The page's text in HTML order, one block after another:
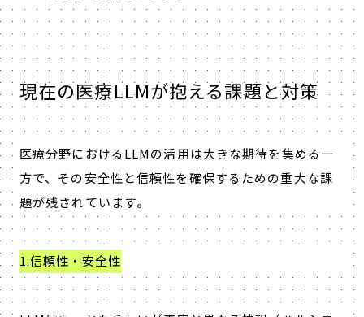
現在の医療LLMが抱える課題と対策
医療分野におけるLLMの活用は大きな期待を集める一
方で、その安全性と信頼性を確保するための重大な課
題が残されています。
1.信頼性・安全性